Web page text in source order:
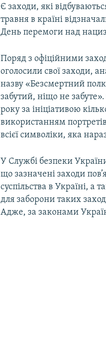
Є заходи, які
травня в країні
День перемоги над
Поряд з офіційними
оголосили свої заходи,
назву «Безсмертний
забутий, ніщо не
року за ініціативою
використанням
всієї символіки, яка
У Службі безпеки
що зазначені заходи
суспільства в Україні, а
для заборони таких
Адже, за законами